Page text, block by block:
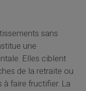
sans
une
Elles ciblent
de la retraite ou
faire fructifier. La